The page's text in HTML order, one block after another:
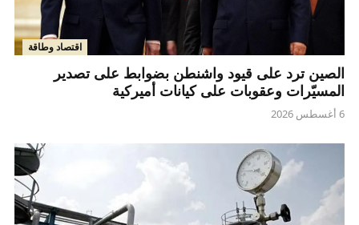
اقتصاد وطاقة
الصين ترد على قيود واشنطن بضوابط على تصدير
المسيّرات وعقوبات على كيانات أميركية
6 أغسطس 2026